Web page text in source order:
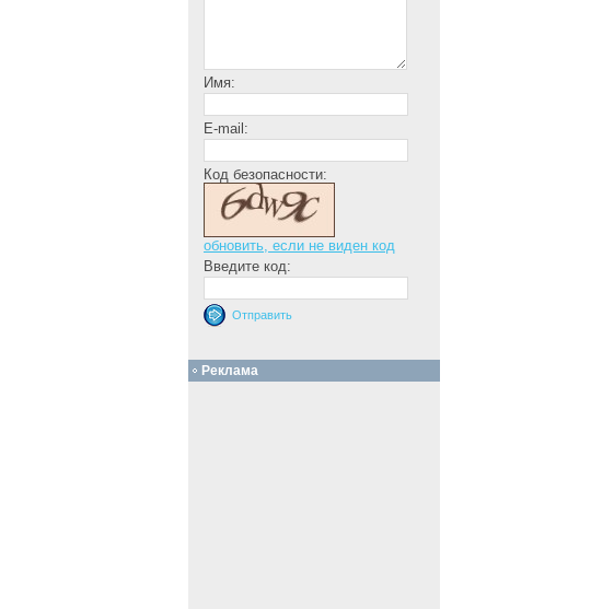
Имя:
E-mail:
Код безопасности:
обновить, если не виден код
Введите код:
Реклама